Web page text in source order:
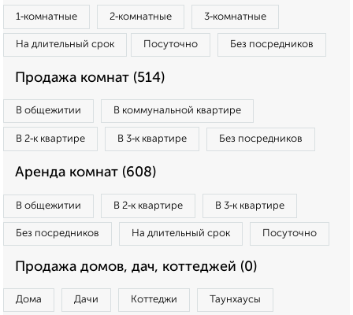
1‑комнатные 2‑комнатные 3‑комнатные
На длительный срок Посуточно Без посредников
Продажа комнат (514)
В общежитии В коммунальной квартире
В 2‑к квартире В 3‑к квартире Без посредников
Аренда комнат (608)
В общежитии В 2‑к квартире В 3‑к квартире
Без посредников На длительный срок Посуточно
Продажа домов, дач, коттеджей (0)
Дома Дачи Коттеджи Таунхаусы